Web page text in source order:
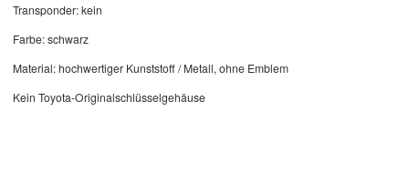
Transponder: kein
Farbe: schwarz
Material: hochwertiger Kunststoff / Metall, ohne Emblem
Kein Toyota-Originalschlüsselgehäuse